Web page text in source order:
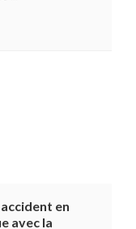
en
avec la